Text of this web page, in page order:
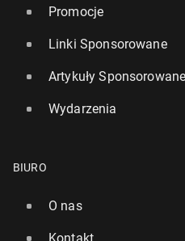
Promocje
Linki Sponsorowane
Artykuły Sponsorowane
Wydarzenia
BIURO
O nas